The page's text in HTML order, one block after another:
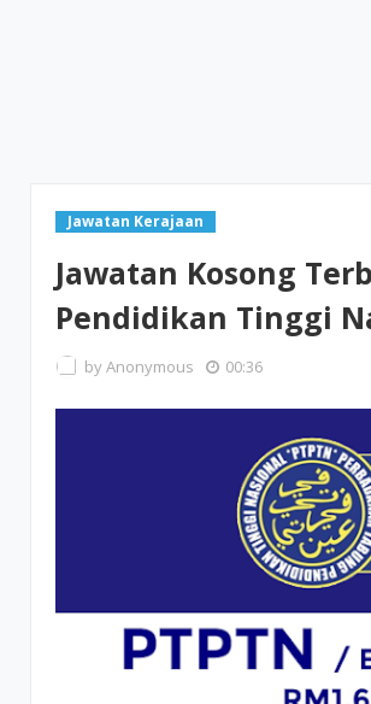
Jawatan Kerajaan
Jawatan Kosong
Pendidikan Tinggi
byAnonymous 00:36